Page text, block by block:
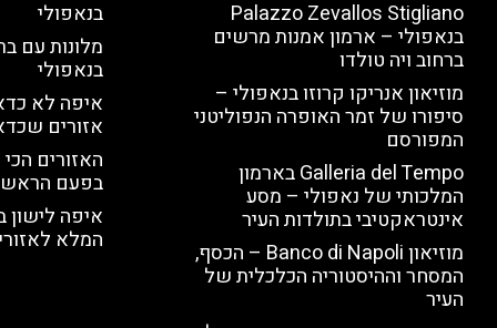
Palazzo Zevallos Stigliano
בנאפולי – ארמון אמנות מרשים
ברחוב ויה טולדו
מוזיאון אנריקו קרוזו בנאפולי –
סיפורו של זמר האופרה הנפוליטני
המפורסם
Galleria del Tempo בארמון
המלכותי של נאפולי – מסע
אינטראקטיבי בתולדות העיר
מוזיאון Banco di Napoli – הכסף,
המסחר וההיסטוריה הכלכלית של
העיר
בנאפולי
מלונות עם
בנאפולי
איפה לא
אזורים
האזורים
בפעם
איפה לישון
המלא